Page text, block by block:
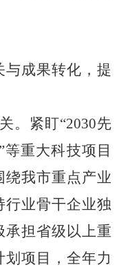
与成果转化，提
。紧盯“2030先
等重大科技项目
绕我市重点产业
行业骨干企业独
承担省级以上重
项目，全年力